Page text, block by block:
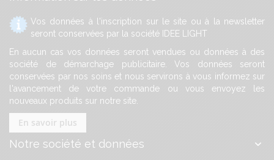
Vos données à l'inscription sur le site ou à la newsletter
seront conservées par la société IDEE LIGHT
En aucun cas vos données seront vendues ou données à des
société de démarchage publicitaire. Vos données seront
conservées par nos soins et nous servirons à vous informez sur
l'avancement de votre commande ou vous envoyez les
nouveaux produits sur notre site.
En savoir plus
Notre société et données